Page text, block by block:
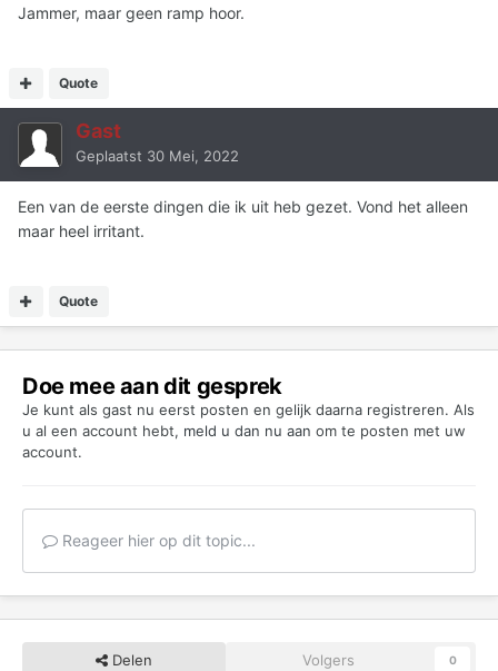
Jammer, maar geen ramp hoor.
Quote
Gast
Geplaatst 30 Mei, 2022
Een van de eerste dingen die ik uit heb gezet. Vond het alleen
maar heel irritant.
Quote
Doe mee aan dit gesprek
Je kunt als gast nu eerst posten en gelijk daarna registreren. Als
u al een account hebt, meld u dan nu aan om te posten met uw
account.
Reageer hier op dit topic...
Delen Volgers 0